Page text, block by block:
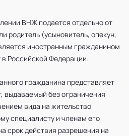
ВНЖ подается отдельно от
родитель (усыновитель, опекун,
иностранным гражданином
Российской Федерации.
гражданина представляет
выдаваемый без ограничения
вида на жительство
специалисту и членам его
срок действия разрешения на